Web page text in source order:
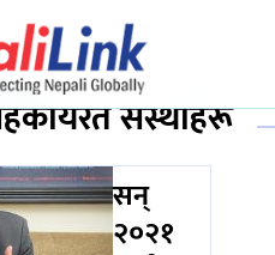
संस्थाहरू
सन्
२०२१